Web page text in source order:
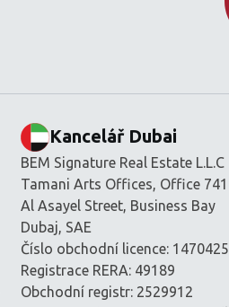
Kancelář Dubai
BEM Signature Real Estate L.L.C
Tamani Arts Offices, Office 741
Al Asayel Street, Business Bay
Dubaj, SAE
Číslo obchodní licence: 1470425
Registrace RERA: 49189
Obchodní registr: 2529912